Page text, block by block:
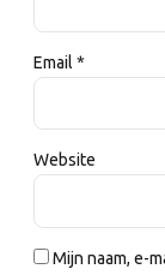
Email *
Website
Mijn naam, e-